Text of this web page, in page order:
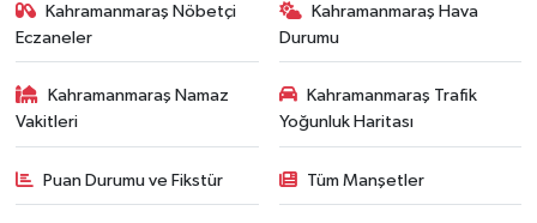
Kahramanmaraş Nöbetçi
Eczaneler
Kahramanmaraş Hava
Durumu
Kahramanmaraş Namaz
Vakitleri
Kahramanmaraş Trafik
Yoğunluk Haritası
Puan Durumu ve Fikstür Tüm Manşetler